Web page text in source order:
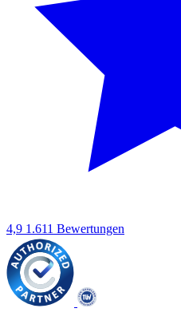
4,9 1.611 Bewertungen